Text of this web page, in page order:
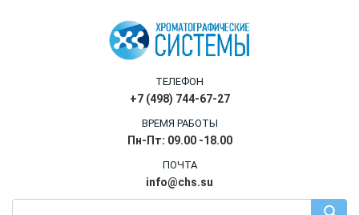
ТЕЛЕФОН
+7 (498) 744-67-27
ВРЕМЯ РАБОТЫ
Пн-Пт: 09.00 -18.00
ПОЧТА
info@chs.su